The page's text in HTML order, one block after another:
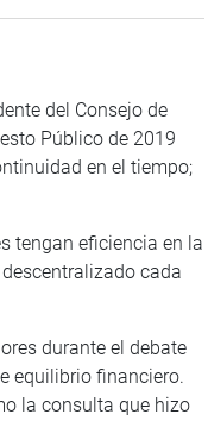
del Consejo de
Público de 2019
en el tiempo;
eficiencia en la
cada
durante el debate
equilibrio financiero.
la consulta que hizo